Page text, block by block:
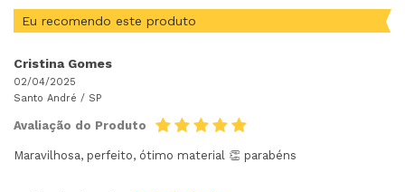
Eu recomendo este produto
Cristina Gomes
02/04/2025
Santo André / SP
Avaliação do Produto
Maravilhosa, perfeito, ótimo material 👏 parabéns